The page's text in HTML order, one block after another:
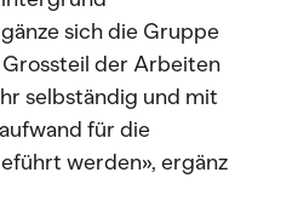
sich die Gruppe
der Arbeiten
selbständig und mit
für die
werden», ergänz